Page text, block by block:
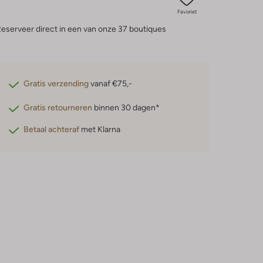
Favoriet
direct in een van onze 37 boutiques
Gratis verzendingvanaf €75,-
Gratis retourneren binnen 30 dagen*
Betaal achteraf met Klarna